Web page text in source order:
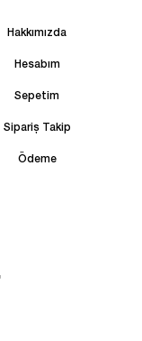
Hakkımızda
Hesabım
Sepetim
Sipariş Takip
Ödeme